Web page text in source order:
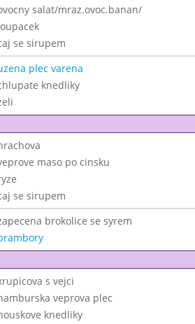
salat/mraz.ovoc.banan/
se sirupem
plec varena
knedliky
maso po cinsku
se sirupem
brokolice se syrem
s vejci
veprova plec
knedliky